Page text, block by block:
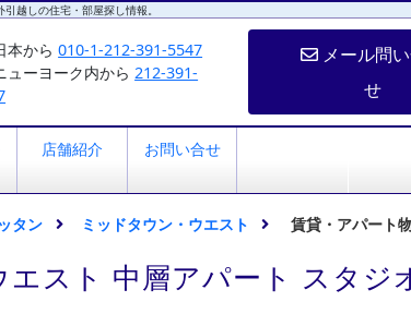
越しの住宅・部屋探し情報。
本から010-1-212-391-5547
ューヨーク内から 212-391-
メール問
せ
店舗紹介 お問い合せ
タン ミッドタウン・ウエスト 賃貸・アパート
スト 中層アパート スタジ